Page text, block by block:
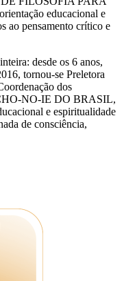
educacional e
ao pensamento crítico e
desde os 6 anos,
tornou-se Preletora
dos
NO-IE DO BRASIL,
e espiritualidade
de consciência,